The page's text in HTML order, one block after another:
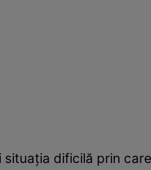
situația dificilă prin